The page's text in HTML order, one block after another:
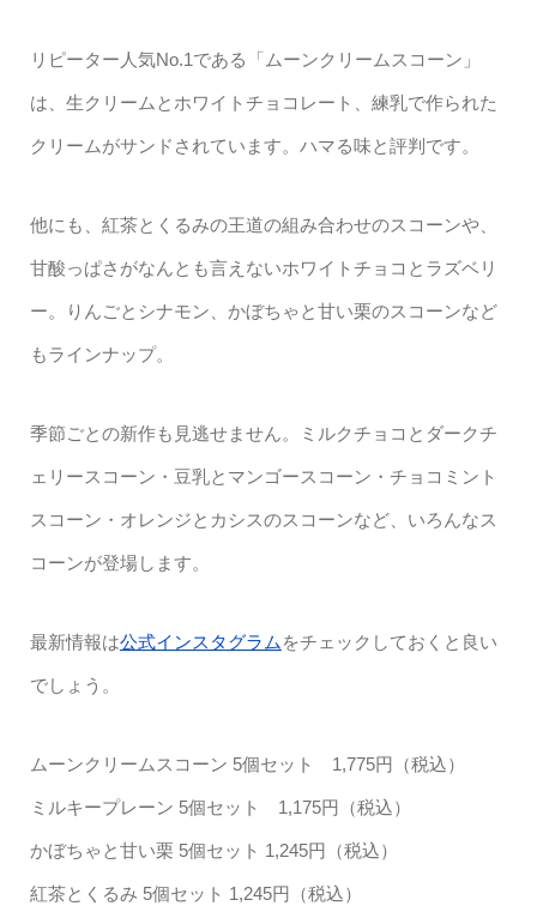
リピーター人気No.1である「ムーンクリームスコーン」
は、生クリームとホワイトチョコレート、練乳で作られた
クリームがサンドされています。ハマる味と評判です。
他にも、紅茶とくるみの王道の組み合わせのスコーンや、
甘酸っぱさがなんとも言えないホワイトチョコとラズベリ
ー。りんごとシナモン、かぼちゃと甘い栗のスコーンなど
もラインナップ。
季節ごとの新作も見逃せません。ミルクチョコとダークチ
ェリースコーン・豆乳とマンゴースコーン・チョコミント
スコーン・オレンジとカシスのスコーンなど、いろんなス
コーンが登場します。
最新情報は公式インスタグラム をチェックしておくと良い
でしょう。
ムーンクリームスコーン 5個セット 1,775円（税込）
ミルキープレーン 5個セット 1,175円（税込）
かぼちゃと甘い栗 5個セット 1,245円（税込）
紅茶とくるみ 5個セット 1,245円（税込）